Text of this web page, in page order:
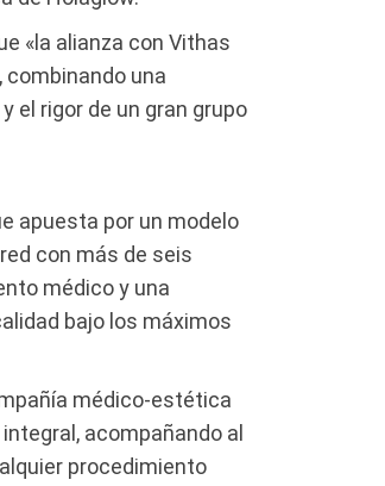
«la alianza con Vithas
combinando una
el rigor de un gran grupo
apuesta por un modelo
con más de seis
médico y una
bajo los máximos
médico-estética
acompañando al
procedimiento